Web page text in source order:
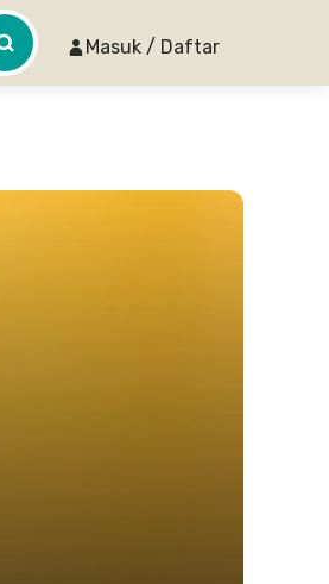
Masuk / Daftar